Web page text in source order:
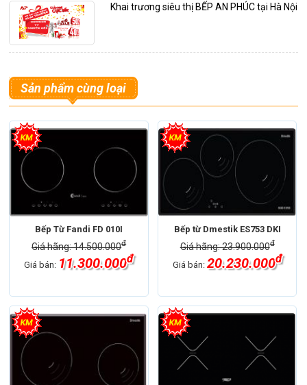
Khai trương siêu thị BẾP AN PHÚC tại Hà Nội
Sản phẩm cùng loại
Bếp Từ Fandi FD 010I
Giá hãng: 14.500.000đ
Giá bán: 11.300.000đ
Bếp từ Dmestik ES753 DKI
Giá hãng: 23.900.000đ
Giá bán: 20.230.000đ